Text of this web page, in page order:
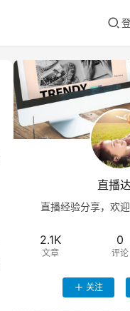
直播
直播经验分享，欢
2.1K
文章
0
评论
关注